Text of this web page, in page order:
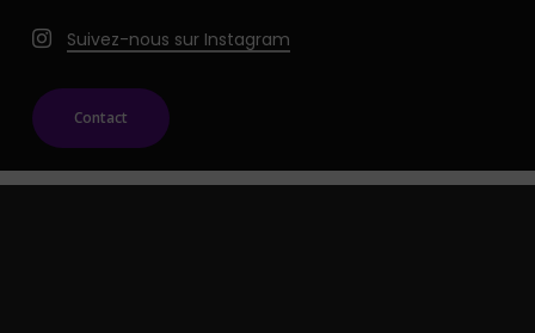
Suivez-nous sur Instagram
Contact